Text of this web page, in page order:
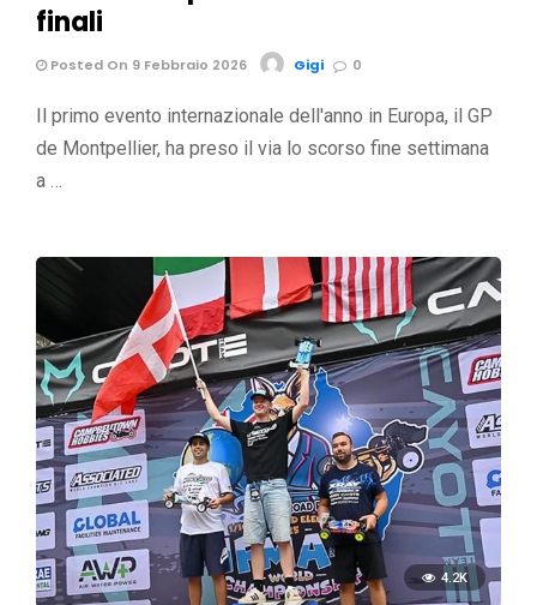
finali
Posted On 9 Febbraio 2026 Gigi 0
Il primo evento internazionale dell'anno in Europa, il GP
de Montpellier, ha preso il via lo scorso fine settimana
a …
4.2K